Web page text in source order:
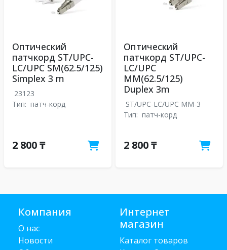
Оптический
патчкорд ST/UPC-
LC/UPC SM(62.5/125)
Simplex 3 m
23123
Тип: патч-корд
2 800 ₸
Оптический
патчкорд ST/UPC-
LC/UPC
MM(62.5/125)
Duplex 3m
ST/UPC-LC/UPC MM-3
Тип: патч-корд
2 800 ₸
Компания
О нас
Новости
Интернет
магазин
Каталог товаров